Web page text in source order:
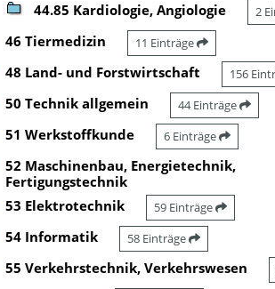
44.85 Kardiologie, Angiologie 2
46 Tiermedizin 11 Einträge
48 Land- und Forstwirtschaft 156
50 Technik allgemein 44 Einträge
51 Werkstoffkunde 6 Einträge
52 Maschinenbau, Energietechnik,
Fertigungstechnik
53 Elektrotechnik 59 Einträge
54 Informatik 58 Einträge
55 Verkehrstechnik, Verkehrswesen